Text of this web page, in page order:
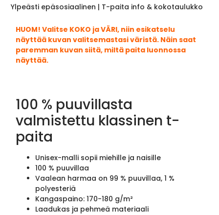
Ylpeästi epäsosiaalinen | T-paita info & kokotaulukko
HUOM! Valitse KOKO ja VÄRI, niin esikatselu
näyttää kuvan valitsemastasi väristä. Näin saat
paremman kuvan siitä, miltä paita luonnossa
näyttää.
100 % puuvillasta
valmistettu klassinen t-
paita
Unisex-malli sopii miehille ja naisille
100 % puuvillaa
Vaalean harmaa on 99 % puuvillaa, 1 %
polyesteriä
Kangaspaino: 170-180 g/m²
Laadukas ja pehmeä materiaali